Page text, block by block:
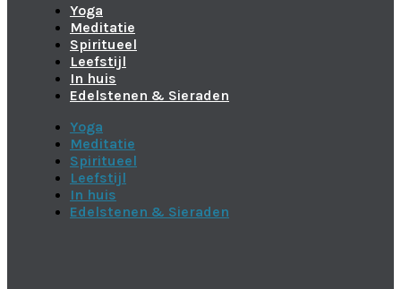
Yoga
Meditatie
Spiritueel
Leefstijl
In huis
Edelstenen & Sieraden
Yoga
Meditatie
Spiritueel
Leefstijl
In huis
Edelstenen & Sieraden